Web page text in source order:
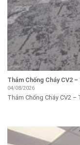
Thảm Chống Cháy CV2
04/08/2026
Thảm Chống Cháy CV2 –